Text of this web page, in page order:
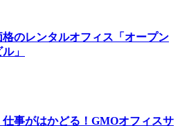
のレンタルオフィス「オープン
」
事がはかどる！GMOオフィスサ